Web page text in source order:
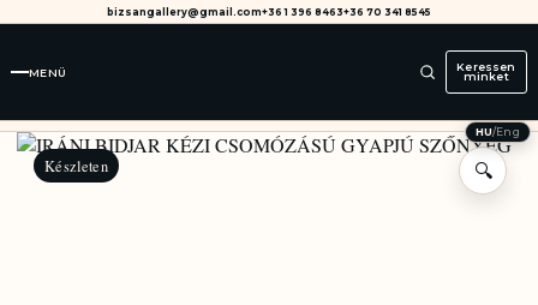
bizsangallery@gmail.com+36 1 396 8463+36 70 341 8545
MENÜ Keressen
minket
HU/Eng
Készleten 🔍